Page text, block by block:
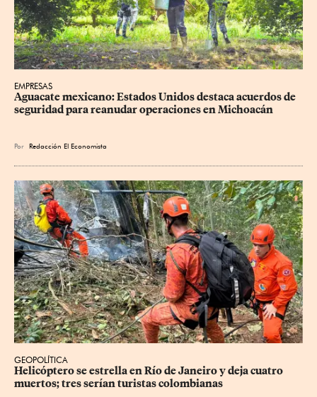
EMPRESAS
Aguacate mexicano: Estados Unidos destaca acuerdos de
seguridad para reanudar operaciones en Michoacán
Por Redacción El Economista
GEOPOLÍTICA
Helicóptero se estrella en Río de Janeiro y deja cuatro
muertos; tres serían turistas colombianas